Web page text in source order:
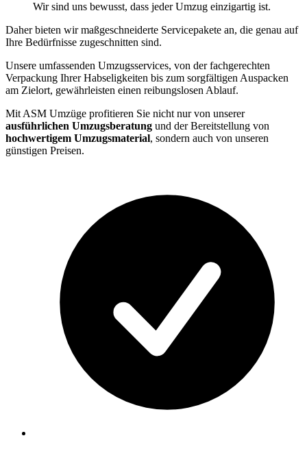
Wir sind uns bewusst, dass jeder Umzug einzigartig ist.
Daher bieten wir maßgeschneiderte Servicepakete an, die genau auf
Ihre Bedürfnisse zugeschnitten sind.
Unsere umfassenden Umzugsservices, von der fachgerechten
Verpackung Ihrer Habseligkeiten bis zum sorgfältigen Auspacken
am Zielort, gewährleisten einen reibungslosen Ablauf.
Mit ASM Umzüge profitieren Sie nicht nur von unserer
ausführlichen Umzugsberatung und der Bereitstellung von
hochwertigem Umzugsmaterial, sondern auch von unseren
günstigen Preisen.